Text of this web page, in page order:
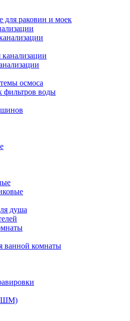
раковин и моек
осмоса
фильтров воды
душа
ванной комнаты